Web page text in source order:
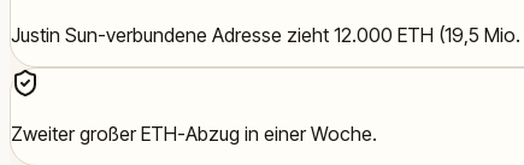
Justin Sun-verbundene Adresse zieht 12.000 ETH (19,5
Zweiter großer ETH-Abzug in einer Woche.